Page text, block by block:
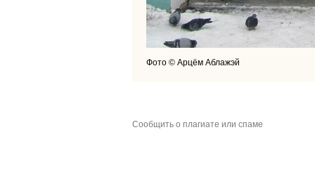
Фото © Арцём Аблажэй
Сообщить о плагиате или спаме